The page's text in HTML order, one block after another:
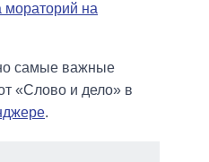
мораторий на
самые важные
«Слово и дело» в
.